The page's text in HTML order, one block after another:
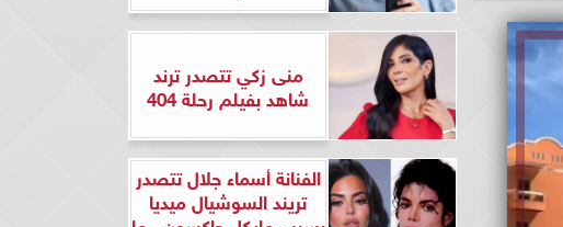
منى زكي تتصدر ترند
شاهد بفيلم رحلة 404
الفنانة أسماء جلال تتصدر
تريند السوشيال ميديا